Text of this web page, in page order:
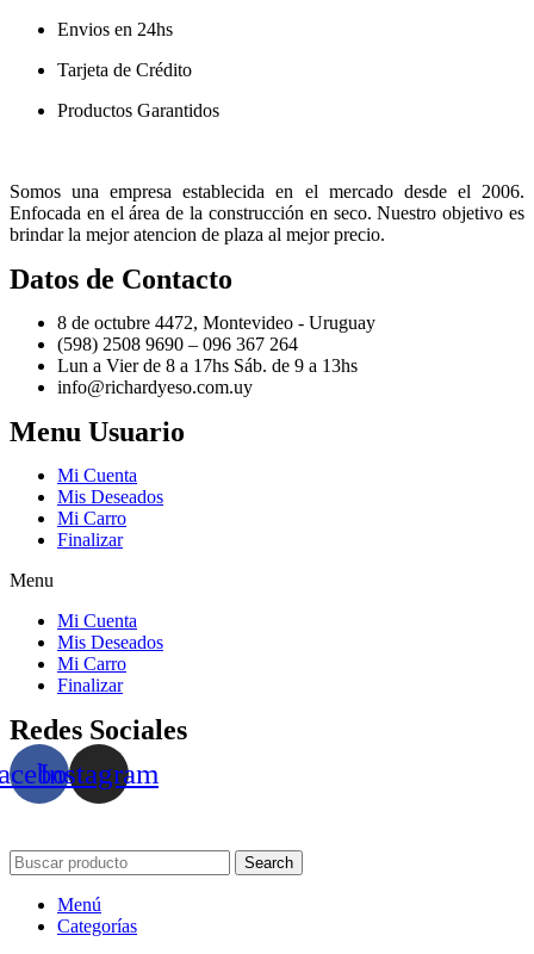
Envios en 24hs
Tarjeta de Crédito
Productos Garantidos
Somos una empresa establecida en el mercado desde el 2006.
Enfocada en el área de la construcción en seco. Nuestro objetivo es
brindar la mejor atencion de plaza al mejor precio.
Datos de Contacto
8 de octubre 4472, Montevideo - Uruguay
(598) 2508 9690 – 096 367 264
Lun a Vier de 8 a 17hs Sáb. de 9 a 13hs
info@richardyeso.com.uy
Menu Usuario
Mi Cuenta
Mis Deseados
Mi Carro
Finalizar
Menu
Mi Cuenta
Mis Deseados
Mi Carro
Finalizar
Redes Sociales
Instagram
Search
Menú
Categorías